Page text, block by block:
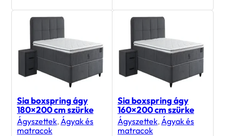
Sia boxspring ágy
180×200 cm szürke
Ágyszettek, Ágyak és
matracok
Sia boxspring ágy
160×200 cm szürke
Ágyszettek, Ágyak és
matracok